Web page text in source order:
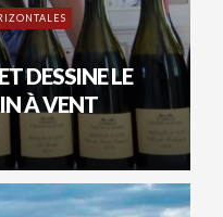
DESSINE LE
À VENT